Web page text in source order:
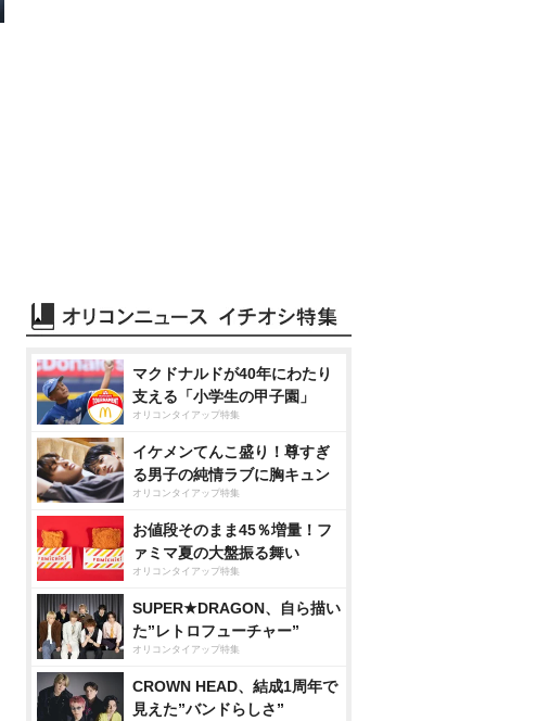
マクドナルドが40年にわたり
支える「小学生の甲子園」
オリコンタイアップ特集
イケメンてんこ盛り！尊すぎ
る男子の純情ラブに胸キュン
オリコンタイアップ特集
お値段そのまま45％増量！フ
ァミマ夏の大盤振る舞い
オリコンタイアップ特集
SUPER★DRAGON、自ら描い
た”レトロフューチャー”
オリコンタイアップ特集
CROWN HEAD、結成1周年で
見えた”バンドらしさ”